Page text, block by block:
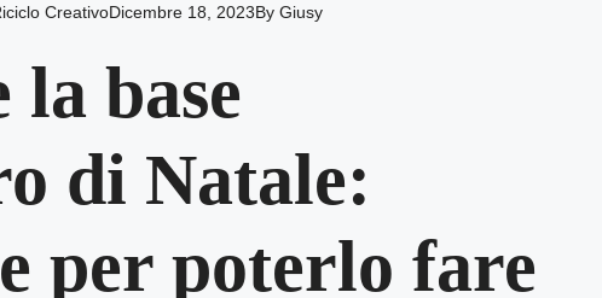
CreativoDicembre 18, 2023By Giusy
base
di Natale:
per poterlo fare